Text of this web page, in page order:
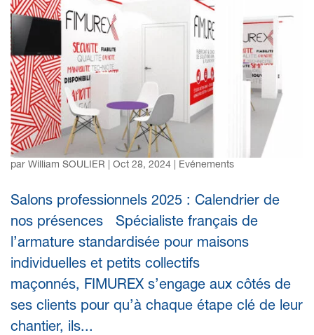
Retrouvez-nous sur les prochains Salons Professionnels –
2025
par William SOULIER Oct 28, 2024 Evénements
Salons professionnels 2025 : Calendrier de
nos présences Spécialiste français de
l’armature standardisée pour maisons
individuelles et petits collectifs
maçonnés, FIMUREX s’engage aux côtés de
ses clients pour qu’à chaque étape clé de leur
chantier, ils...